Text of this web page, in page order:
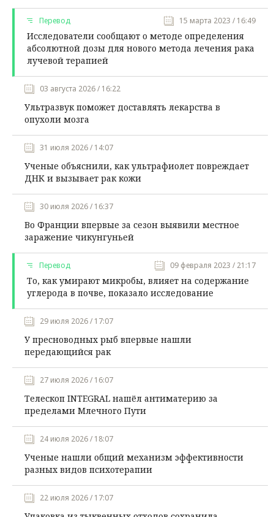
Перевод 15 марта 2023 / 16:49
Исследователи сообщают о методе определения
абсолютной дозы для нового метода лечения рака
лучевой терапией
03 августа 2026 / 16:22
Ультразвук поможет доставлять лекарства в
опухоли мозга
31 июля 2026 / 14:07
Ученые объяснили, как ультрафиолет повреждает
ДНК и вызывает рак кожи
30 июля 2026 / 16:37
Во Франции впервые за сезон выявили местное
заражение чикунгуньей
Перевод 09 февраля 2023 / 21:17
То, как умирают микробы, влияет на содержание
углерода в почве, показало исследование
29 июля 2026 / 17:07
У пресноводных рыб впервые нашли
передающийся рак
27 июля 2026 / 16:07
Телескоп INTEGRAL нашёл антиматерию за
пределами Млечного Пути
24 июля 2026 / 18:07
Ученые нашли общий механизм эффективности
разных видов психотерапии
22 июля 2026 / 17:07